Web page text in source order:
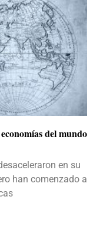
del mundo
en su
han comenzado a